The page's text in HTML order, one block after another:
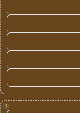
!